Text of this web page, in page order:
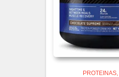
PROTEINAS